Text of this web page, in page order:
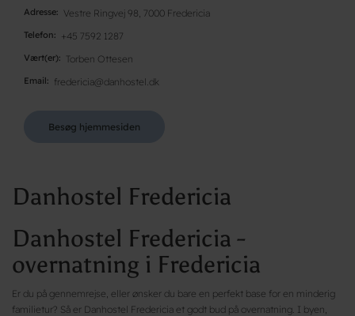
Adresse Vestre Ringvej 98, 7000 Fredericia
Telefon +45 7592 1287
Vært(er) Torben Ottesen
Email fredericia@danhostel.dk
Besøg hjemmesiden
Danhostel Fredericia
Danhostel Fredericia -
overnatning i Fredericia
Er du på gennemrejse, eller ønsker du bare en perfekt base for en minderig
familietur? Så er Danhostel Fredericia et godt bud på overnatning. I byen,